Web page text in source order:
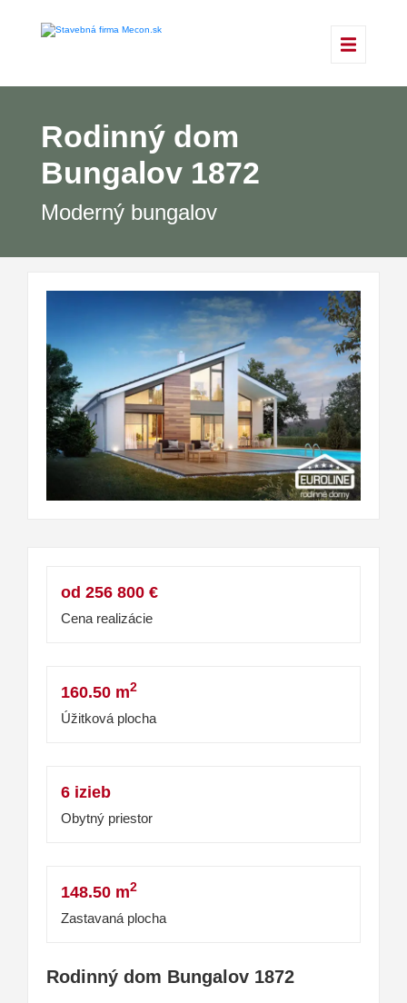
Rodinný dom
Bungalov 1872
Moderný bungalov
od 256 800 €
Cena realizácie
160.50 m2
Úžitková plocha
6 izieb
Obytný priestor
148.50 m2
Zastavaná plocha
Rodinný dom Bungalov 1872